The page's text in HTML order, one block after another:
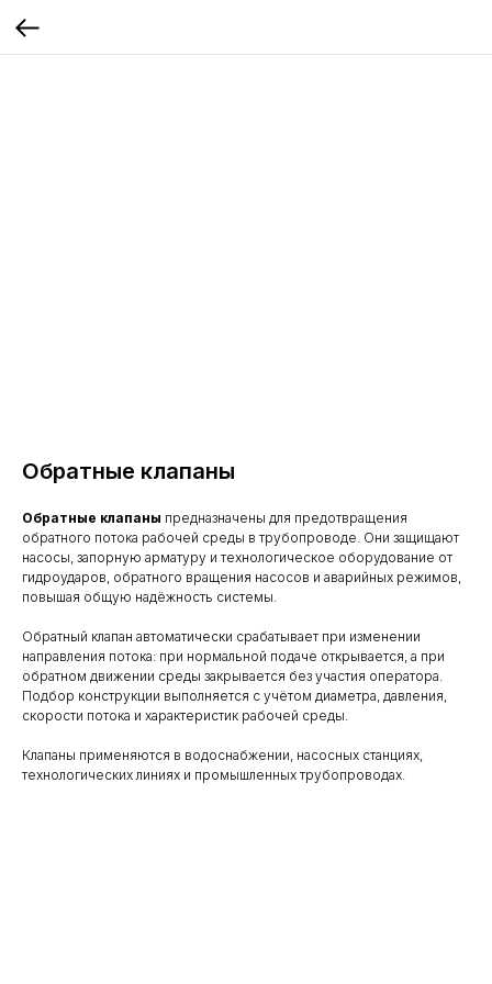
Обратные клапаны
Обратные клапаны предназначены для предотвращения
обратного потока рабочей среды в трубопроводе. Они защищают
насосы, запорную арматуру и технологическое оборудование от
гидроударов, обратного вращения насосов и аварийных режимов,
повышая общую надёжность системы.
Обратный клапан автоматически срабатывает при изменении
направления потока: при нормальной подаче открывается, а при
обратном движении среды закрывается без участия оператора.
Подбор конструкции выполняется с учётом диаметра, давления,
скорости потока и характеристик рабочей среды.
Клапаны применяются в водоснабжении, насосных станциях,
технологических линиях и промышленных трубопроводах.